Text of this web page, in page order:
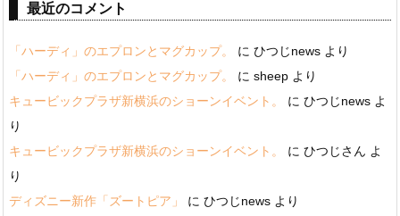
最近のコメント
「ハーディ」のエプロンとマグカップ。 に ひつじnews より
「ハーディ」のエプロンとマグカップ。
に sheep より
キュービックプラザ新横浜のショーンイベント。
に ひつじnews よ
り
キュービックプラザ新横浜のショーンイベント。
に ひつじさん よ
り
ディズニー新作「ズートピア」
に ひつじnews より